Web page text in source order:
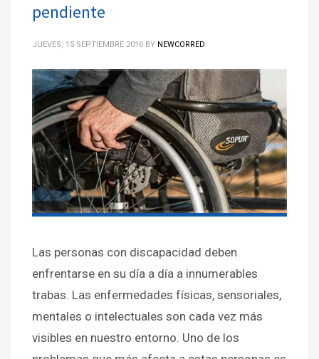
pendiente
JUEVES, 15 SEPTIEMBRE 2016 BY NEWCORRED
Las personas con discapacidad deben
enfrentarse en su día a día a innumerables
trabas. Las enfermedades físicas, sensoriales,
mentales o intelectuales son cada vez más
visibles en nuestro entorno. Uno de los